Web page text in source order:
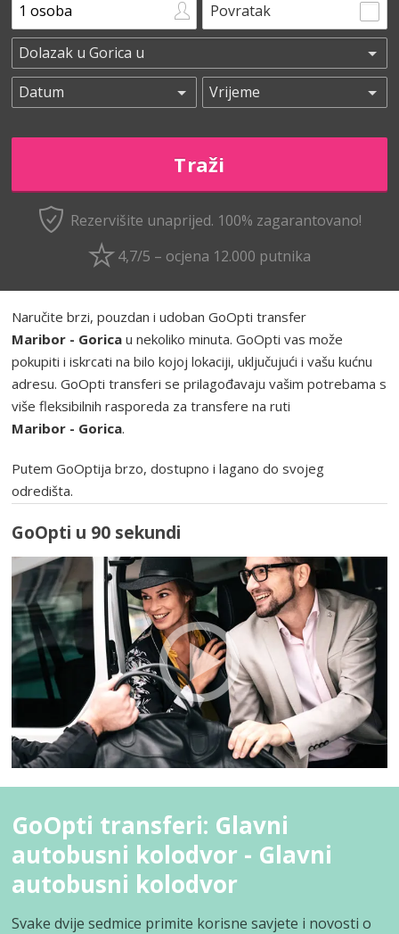
Povratak
Rezervišite unaprijed. 100% zagarantovano!
4,7/5 – ocjena 12.000 putnika
Naručite brzi, pouzdan i udoban GoOpti transfer
Maribor - Gorica u nekoliko minuta. GoOpti vas može
pokupiti i iskrcati na bilo kojoj lokaciji, uključujući i vašu kućnu
adresu. GoOpti transferi se prilagođavaju vašim potrebama s
više fleksibilnih rasporeda za transfere na ruti
Maribor - Gorica.
Putem GoOptija brzo, dostupno i lagano do svojeg
odredišta.
GoOpti u 90 sekundi
GoOpti transferi: Glavni
autobusni kolodvor - Glavni
autobusni kolodvor
Svake dvije sedmice primite korisne savjete i novosti o